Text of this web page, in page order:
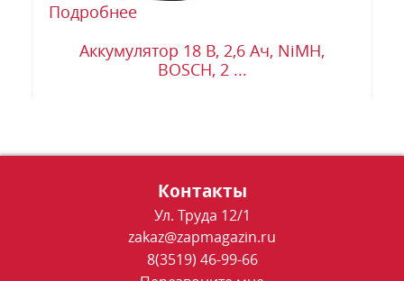
Подробнее
Аккумулятор 18 В, 2,6 Ач, NiMH,
BOSCH, 2 ...
Контакты
Ул. Труда 12/1
zakaz@zapmagazin.ru
8(3519) 46-99-66